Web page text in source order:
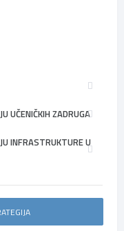
UČENIČKIH ZADRUGA
INFRASTRUKTURE U